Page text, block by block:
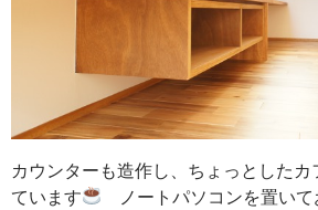
カウンターも造作し、ちょっとしたカ
ています
ノートパソコンを置いて